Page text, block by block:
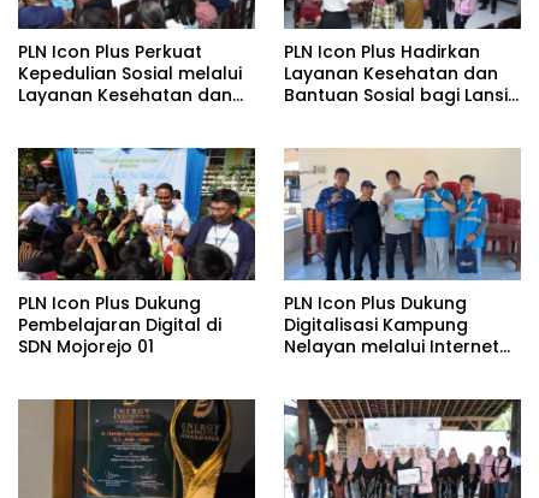
PLN Icon Plus Perkuat
Kepedulian Sosial melalui
Layanan Kesehatan dan
PLN Icon Plus Hadirkan
Layanan Kesehatan dan
Bantuan Sosial bagi Lansia
PLN Icon Plus Dukung
Pembelajaran Digital di
SDN Mojorejo 01
PLN Icon Plus Dukung
Digitalisasi Kampung
Nelayan melalui Internet